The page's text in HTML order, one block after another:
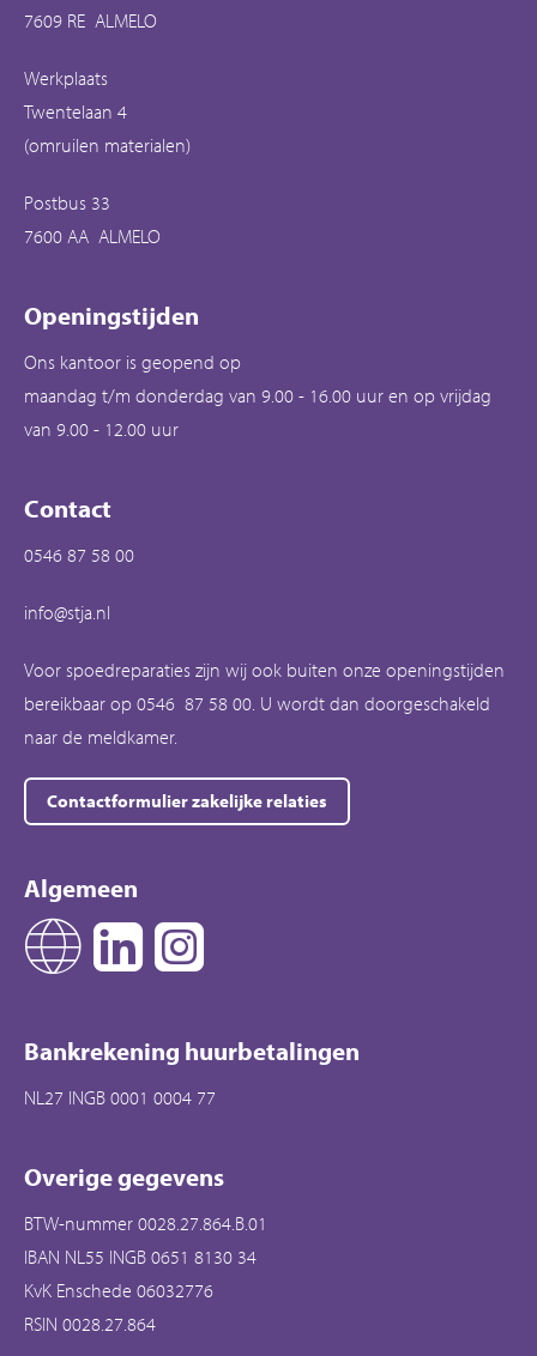
7609 RE ALMELO
Werkplaats
Twentelaan 4
(omruilen materialen)
Postbus 33
7600 AA ALMELO
Openingstijden
Ons kantoor is geopend op
maandag t/m donderdag van 9.00 - 16.00 uur en op vrijdag
van 9.00 - 12.00 uur
Contact
0546 87 58 00
info@stja.nl
Voor spoedreparaties zijn wij ook buiten onze openingstijden
bereikbaar op 0546 87 58 00. U wordt dan doorgeschakeld
naar de meldkamer.
Contactformulier zakelijke relaties
Algemeen
Bankrekening huurbetalingen
NL27 INGB 0001 0004 77
Overige gegevens
BTW-nummer 0028.27.864.B.01
IBAN NL55 INGB 0651 8130 34
KvK Enschede 06032776
RSIN 0028.27.864